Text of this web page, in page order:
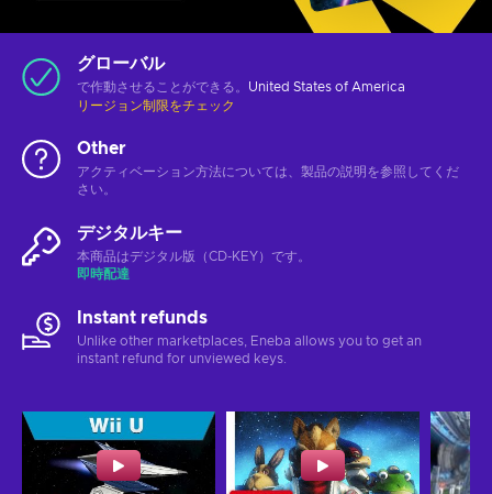
グローバル
で作動させることができる。 United States of America
リージョン制限をチェック
Other
アクティベーション方法については、製品の説明を参照してくだ
さい。
デジタルキー
本商品はデジタル版（CD-KEY）です。
即時配達
Instant refunds
Unlike other marketplaces, Eneba allows you to get an
instant refund for unviewed keys.